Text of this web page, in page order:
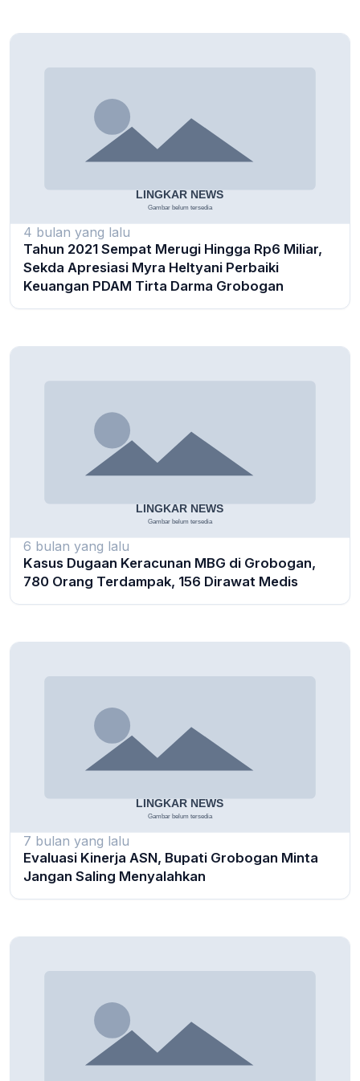
4 bulan yang lalu
Tahun 2021 Sempat Merugi Hingga Rp6 Miliar,
Sekda Apresiasi Myra Heltyani Perbaiki
Keuangan PDAM Tirta Darma Grobogan
6 bulan yang lalu
Kasus Dugaan Keracunan MBG di Grobogan,
780 Orang Terdampak, 156 Dirawat Medis
7 bulan yang lalu
Evaluasi Kinerja ASN, Bupati Grobogan Minta
Jangan Saling Menyalahkan